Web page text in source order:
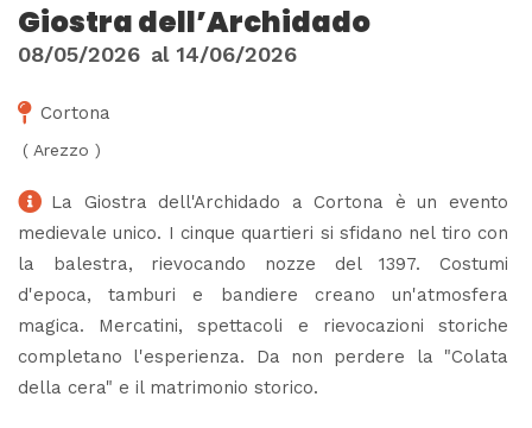
Giostra dell’Archidado
08/05/2026 al 14/06/2026
Cortona
( Arezzo )
La Giostra dell'Archidado a Cortona è un evento
medievale unico. I cinque quartieri si sfidano nel tiro con
la balestra, rievocando nozze del 1397. Costumi
d'epoca, tamburi e bandiere creano un'atmosfera
magica. Mercatini, spettacoli e rievocazioni storiche
completano l'esperienza. Da non perdere la "Colata
della cera" e il matrimonio storico.